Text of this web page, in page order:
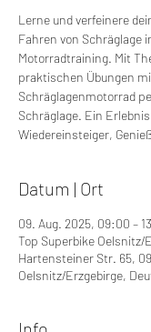
Lerne und verfeinere
Fahren von Schräglage
Motorradtraining. Mit
praktischen Übungen
Schräglagenmotorrad
Schräglage. Ein
Wiedereinsteiger,
Datum | Ort
09. Aug. 2025, 09:00 –
Top Superbike Oelsnitz/
Hartensteiner Str. 65,
Oelsnitz/Erzgebirge,